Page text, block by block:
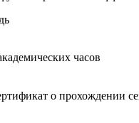
часов
о прохождении